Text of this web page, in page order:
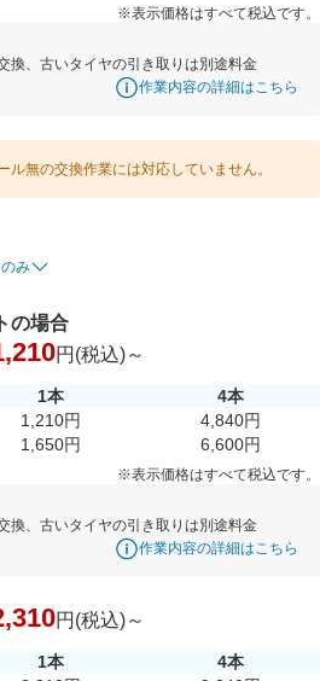
※表示価格はすべて税込です。
換、古いタイヤの引き取りは別途料金
作業内容の詳細はこちら
ル無の交換作業には対応していません。
み
の場合
円(税込)～
1本
4本
1,210円
4,840円
1,650円 6,600円
※表示価格はすべて税込です。
換、古いタイヤの引き取りは別途料金
作業内容の詳細はこちら
円(税込)～
1本
4本